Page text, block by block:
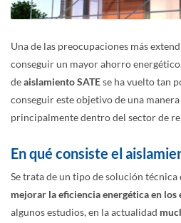
Una de las preocupaciones más
conseguir un mayor ahorro
deaislamiento SATEse ha vuelto tan
conseguir este objetivo de una
principalmente dentro del sector de
En qué consiste el
Se trata de un tipo de solución técnica
mejorar la eficiencia energética en los
algunos estudios, en la actualidad